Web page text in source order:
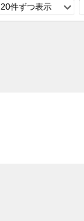
20件ずつ表示